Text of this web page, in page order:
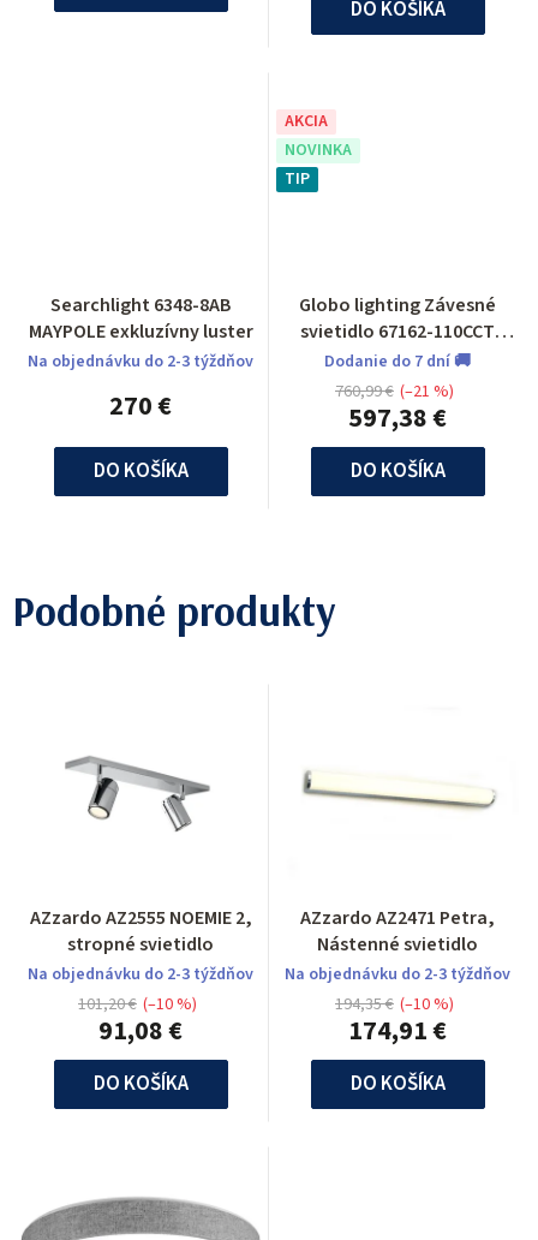
DO KOŠÍKA
Searchlight 6348-8AB
MAYPOLE exkluzívny luster
Na objednávku do 2-3 týždňov
270 €
DO KOŠÍKA
AKCIA
NOVINKA
TIP
Globo lighting Závesné
svietidlo 67162-110CCT
Mucky
Dodanie do 7 dní 🚚
597,38 €
760,99 € (–21 %)
DO KOŠÍKA
Podobné produkty
AZzardo AZ2555 NOEMIE 2,
stropné svietidlo
Na objednávku do 2-3 týždňov
91,08 €
101,20 € (–10 %)
DO KOŠÍKA
AZzardo AZ2471 Petra,
Nástenné svietidlo
Na objednávku do 2-3 týždňov
174,91 €
194,35 € (–10 %)
DO KOŠÍKA